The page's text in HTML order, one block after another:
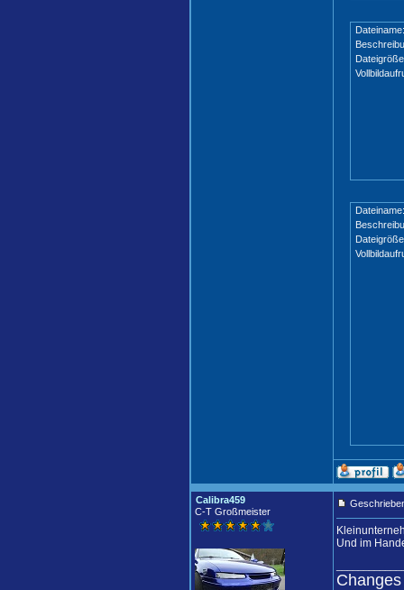
Dateiname:
Dateiname:
Calibra459
C-T Großmeister
Und im